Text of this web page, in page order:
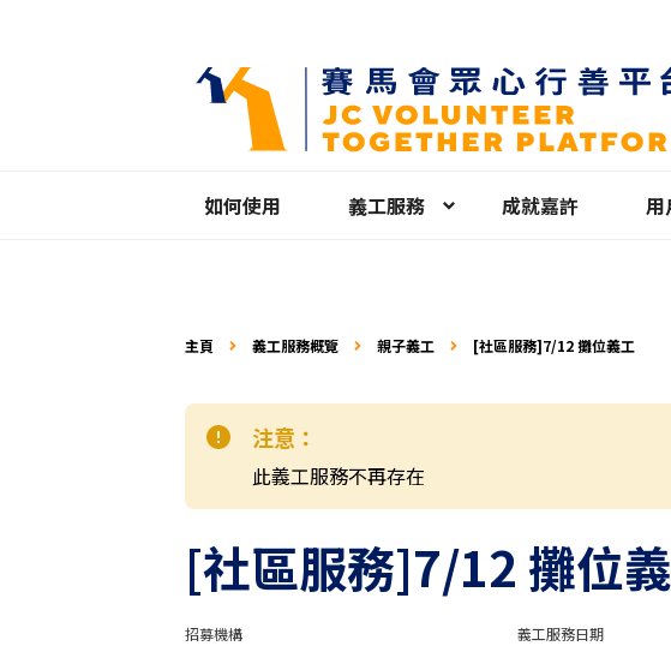
如何使用 義工服務 成就嘉許 用
主頁 義工服務概覽 親子義工 [社區服務]7/12 攤位義工
注意：
此義工服務不再存在
[社區服務]7/12 攤位
招募機構 義工服務日期